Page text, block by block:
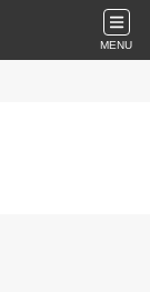
MENU